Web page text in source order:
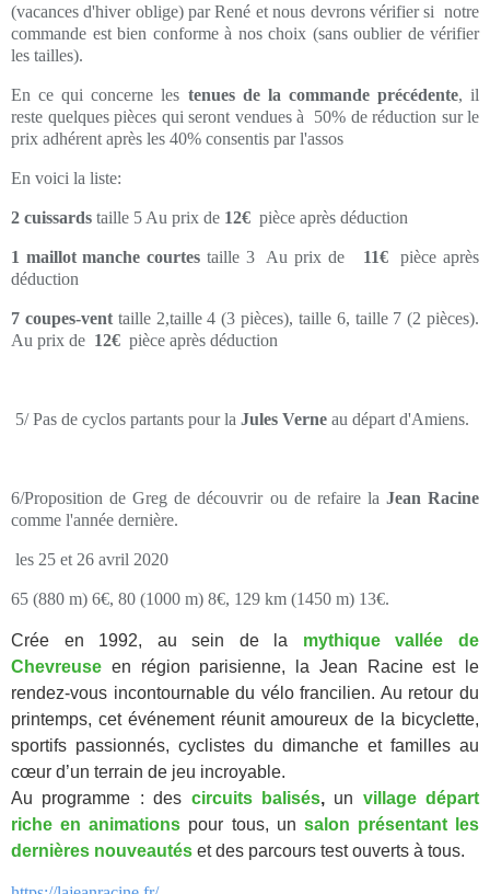
(vacances d'hiver oblige) par René et nous devrons vérifier si notre
commande est bien conforme à nos choix (sans oublier de vérifier
les tailles).
En ce qui concerne les tenues de la commande précédente, il
reste quelques pièces qui seront vendues à 50% de réduction sur le
prix adhérent après les 40% consentis par l'assos
En voici la liste:
2 cuissards taille 5 Au prix de 12€ pièce après déduction
1 maillot manche courtes taille 3 Au prix de 11€pièce après
déduction
7 coupes-venttaille 2,taille 4 (3 pièces), taille 6, taille 7 (2 pièces).
Au prix de 12€ pièce après déduction
5/ Pas de cyclos partants pour la Jules Verne au départ d'Amiens.
6/Proposition de Greg de découvrir ou de refaire la Jean Racine
comme l'année dernière.
les 25 et 26 avril 2020
65 (880 m) 6€, 80 (1000 m) 8€, 129 km (1450 m) 13€.
Crée en 1992, au sein de la mythique vallée de
Chevreuse en région parisienne, la Jean Racine est le
rendez-vous incontournable du vélo francilien. Au retour du
printemps, cet événement réunit amoureux de la bicyclette,
sportifs passionnés, cyclistes du dimanche et familles au
cœur d’un terrain de jeu incroyable.
Au programme : des circuits balisés,un village départ
riche en animations pour tous, un salon présentant les
dernières nouveautés et des parcours test ouverts à tous.